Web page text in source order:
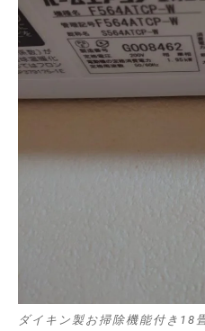
ダイキン製お掃除機能付き18